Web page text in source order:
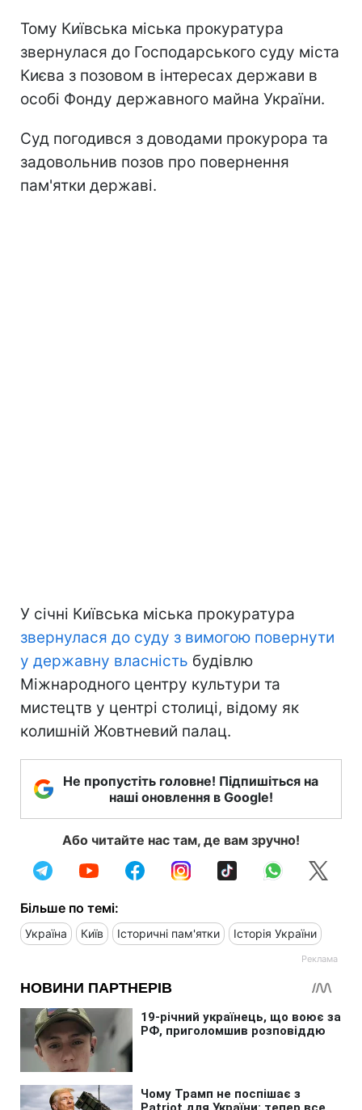
Тому Київська міська прокуратура
звернулася до Господарського суду міста
Києва з позовом в інтересах держави в
особі Фонду державного майна України.
Суд погодився з доводами прокурора та
задовольнив позов про повернення
пам'ятки державі.
У січні Київська міська прокуратура
звернулася до суду з вимогою повернути
у державну власність будівлю
Міжнародного центру культури та
мистецтв у центрі столиці, відому як
колишній Жовтневий палац.
Не пропустіть головне! Підпишіться на
наші оновлення в Google!
Або читайте нас там, де вам зручно!
Більше по темі:
Україна Київ Історичні пам'ятки Історія України